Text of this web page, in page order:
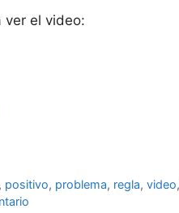
ver el video:
, positivo, problema, regla,video